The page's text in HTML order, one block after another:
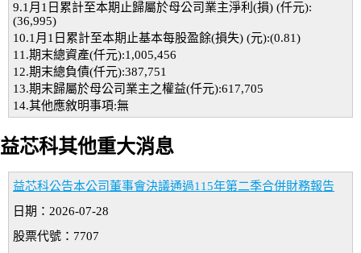
9.1月1日累計至本期止歸屬於母公司業主淨利(損) (仟元):
(36,995)
10.1月1日累計至本期止基本每股盈餘(損失) (元):(0.81)
11.期末總資產(仟元):1,005,456
12.期末總負債(仟元):387,751
13.期末歸屬於母公司業主之權益(仟元):617,705
14.其他應敘明事項:無
益芯科其他重大消息
益芯科公告本公司董事會決議通過115年第二季合併財務報告
日期：2026-07-28
股票代號：7707